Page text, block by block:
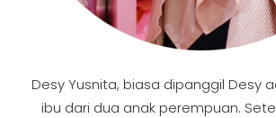
Desy Yusnita, biasa dipanggil Desy
ibu dari dua anak perempuan.